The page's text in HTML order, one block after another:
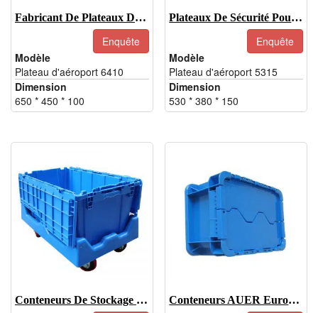
Fabricant De Plateaux De Sécurité Pour Aéroports
Enquête
Modèle
Plateau d'aéroport 6410
Dimension
650 * 450 * 100
Plateaux De Sécurité Pour Les Aéroports
Enquête
Modèle
Plateau d'aéroport 5315
Dimension
530 * 380 * 150
Conteneurs De Stockage À Couvercle Attaché-6843 Conteneurs AUER Euro-ST-A